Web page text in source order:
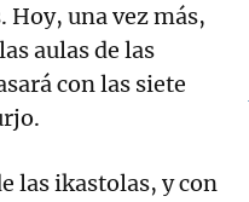
Hoy, una vez más,
aulas de las
con las siete
las ikastolas, y con